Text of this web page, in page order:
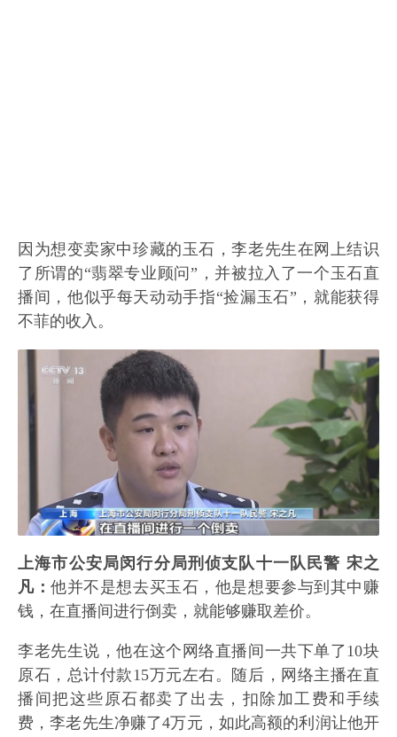
因为想变卖家中珍藏的玉石，李老先生在网上结识
了所谓的“翡翠专业顾问”，并被拉入了一个玉石直
播间，他似乎每天动动手指“捡漏玉石”，就能获得
不菲的收入。
上海市公安局闵行分局刑侦支队十一队民警 宋之
凡：他并不是想去买玉石，他是想要参与到其中赚
钱，在直播间进行倒卖，就能够赚取差价。
李老先生说，他在这个网络直播间一共下单了10块
原石，总计付款15万元左右。随后，网络主播在直
播间把这些原石都卖了出去，扣除加工费和手续
费，李老先生净赚了4万元，如此高额的利润让他开